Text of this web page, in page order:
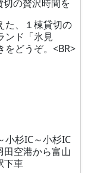
の贅沢時間を
た、１棟貸切の
ンド「氷見
をどうぞ。<BR>
小杉IC～小杉IC
空港から富山
下車